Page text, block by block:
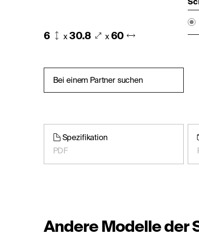
6 x 30.8 x 60
Bei einem Partner suchen
Spezifikation
PDF
Andere Modelle der